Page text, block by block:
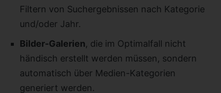
Filtern von Suchergebnissen nach Kategorie
und/oder Jahr.
Bilder-Galerien, die im Optimalfall nicht
händisch erstellt werden müssen, sondern
automatisch über Medien-Kategorien
generiert werden.